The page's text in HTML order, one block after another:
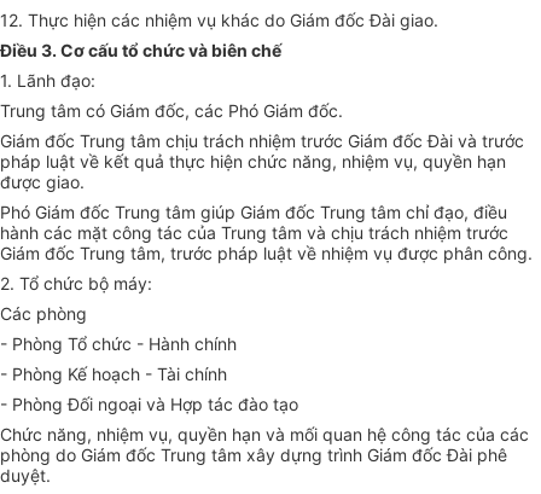
12. Thực hiện các nhiệm vụ khác do Giám đốc Đài giao.
Điều 3. Cơ cấu tổ chức và biên chế
1. Lãnh đạo:
Trung tâm có Giám đốc, các Phó Giám đốc.
Giám đốc Trung tâm chịu trách nhiệm trước Giám đốc Đài và trước
pháp luật về kết quả thực hiện chức năng, nhiệm vụ, quyền hạn
được giao.
Phó Giám đốc Trung tâm giúp Giám đốc Trung tâm chỉ đạo, điều
hành các mặt công tác của Trung tâm và chịu trách nhiệm trước
Giám đốc Trung tâm, trước pháp luật về nhiệm vụ được phân công.
2. Tổ chức bộ máy:
Các phòng
- Phòng Tổ chức - Hành chính
- Phòng Kế hoạch - Tài chính
- Phòng Đối ngoại và Hợp tác đào tạo
Chức năng, nhiệm vụ, quyền hạn và mối quan hệ công tác của các
phòng do Giám đốc Trung tâm xây dựng trình Giám đốc Đài phê
duyệt.